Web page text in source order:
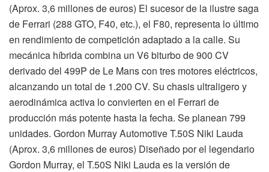
(Aprox. 3,6 millones de euros) El sucesor de la ilustre saga
de Ferrari (288 GTO, F40, etc.), el F80, representa lo último
en rendimiento de competición adaptado a la calle. Su
mecánica híbrida combina un V6 biturbo de 900 CV
derivado del 499P de Le Mans con tres motores eléctricos,
alcanzando un total de 1.200 CV. Su chasis ultraligero y
aerodinámica activa lo convierten en el Ferrari de
producción más potente hasta la fecha. Se planean 799
unidades. Gordon Murray Automotive T.50S Niki Lauda
(Aprox. 3,6 millones de euros) Diseñado por el legendario
Gordon Murray, el T.50S Niki Lauda es la versión de